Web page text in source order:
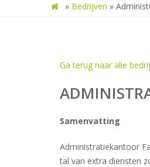
» Bedrijven »
Ga terug naar alle
Samenvatting
Administratiekantoor
tal van extra diensten